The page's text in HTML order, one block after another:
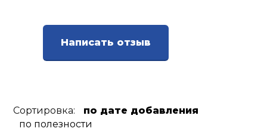
Написать отзыв
Сортировка:
по дате добавления
по полезности